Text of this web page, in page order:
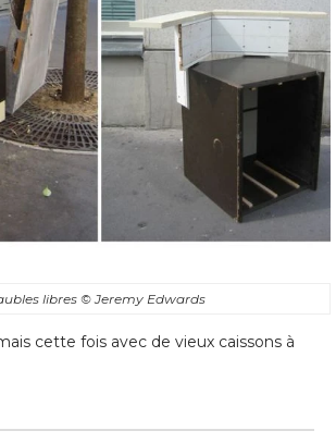
libres © Jeremy Edwards
cette fois avec de vieux caissons à